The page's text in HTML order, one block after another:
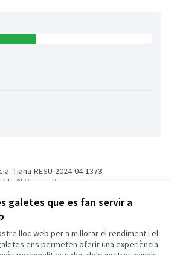
galetes que es fan servir a
lloc web per a millorar el rendiment i el
ens permeten oferir una experiència
Tiana-RESU-2024-04-1373
(de 3) veure altres versions
a Instagram
a YouTube